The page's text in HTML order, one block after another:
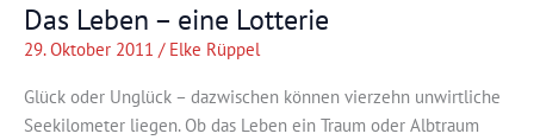
Das Leben – eine Lotterie
29. Oktober 2011 / Elke Rüppel
Glück oder Unglück – dazwischen können vierzehn unwirtliche
Seekilometer liegen. Ob das Leben ein Traum oder Albtraum